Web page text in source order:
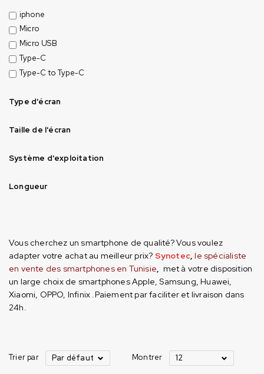
iphone
Micro
Micro USB
Type-C
Type-C to Type-C
Type d'écran
Taille de l'écran
Système d'exploitation
Longueur
Vous cherchez un smartphone de qualité? Vous voulez
adapter votre achat au meilleur prix? Synotec le spécialiste
en vente des smartphones en Tunisie
met à votre disposition
un large choix de smartphones Apple, Samsung, Huawei,
Xiaomi, OPPO, Infinix .Paiement par faciliter et livraison dans
24h.
Trier par Par défaut Montrer 12